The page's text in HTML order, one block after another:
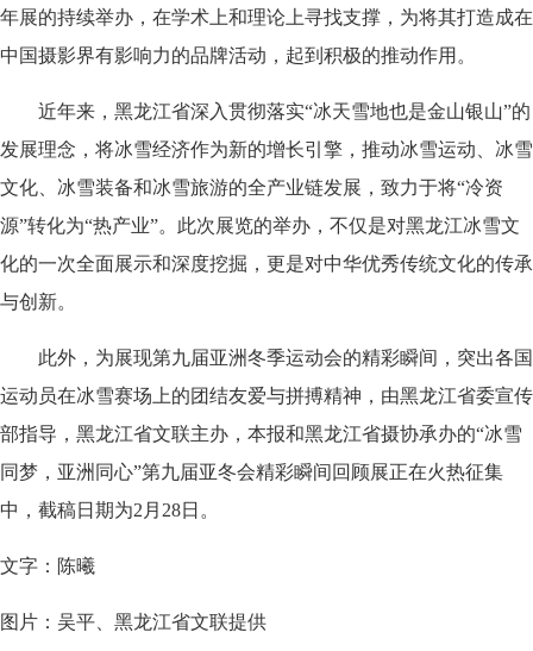
年展的持续举办，在学术上和理论上寻找支撑，为将其打造成在
中国摄影界有影响力的品牌活动，起到积极的推动作用。
近年来，黑龙江省深入贯彻落实“冰天雪地也是金山银山”的
发展理念，将冰雪经济作为新的增长引擎，推动冰雪运动、冰雪
文化、冰雪装备和冰雪旅游的全产业链发展，致力于将“冷资
源”转化为“热产业”。此次展览的举办，不仅是对黑龙江冰雪文
化的一次全面展示和深度挖掘，更是对中华优秀传统文化的传承
与创新。
此外，为展现第九届亚洲冬季运动会的精彩瞬间，突出各国
运动员在冰雪赛场上的团结友爱与拼搏精神，由黑龙江省委宣传
部指导，黑龙江省文联主办，本报和黑龙江省摄协承办的“冰雪
同梦，亚洲同心”第九届亚冬会精彩瞬间回顾展正在火热征集
中，截稿日期为2月28日。
文字：陈曦
图片：吴平、黑龙江省文联提供